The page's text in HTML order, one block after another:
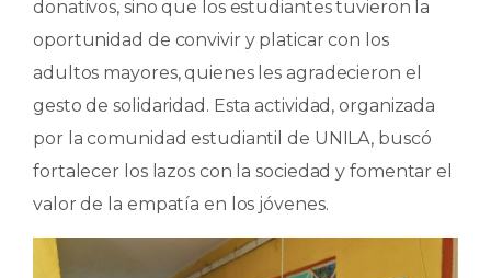
donativos, sino que los estudiantes tuvieron la
oportunidad de convivir y platicar con los
adultos mayores, quienes les agradecieron el
gesto de solidaridad. Esta actividad, organizada
por la comunidad estudiantil de UNILA, buscó
fortalecer los lazos con la sociedad y fomentar el
valor de la empatía en los jóvenes.